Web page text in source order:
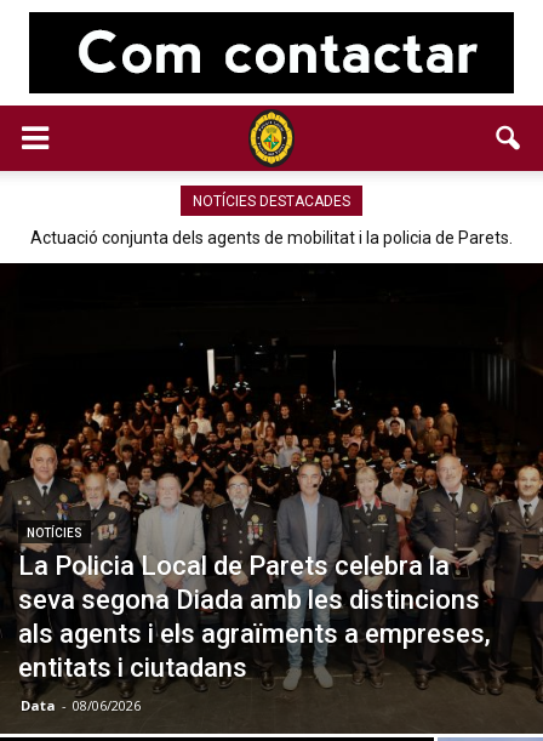
NOTÍCIES DESTACADES
Actuació conjunta dels agents de mobilitat i la policia de Parets.
NOTÍCIES
La Policia Local de Parets celebra la
seva segona Diada amb les distincions
als agents i els agraïments a empreses,
entitats i ciutadans
Data - 08/06/2026